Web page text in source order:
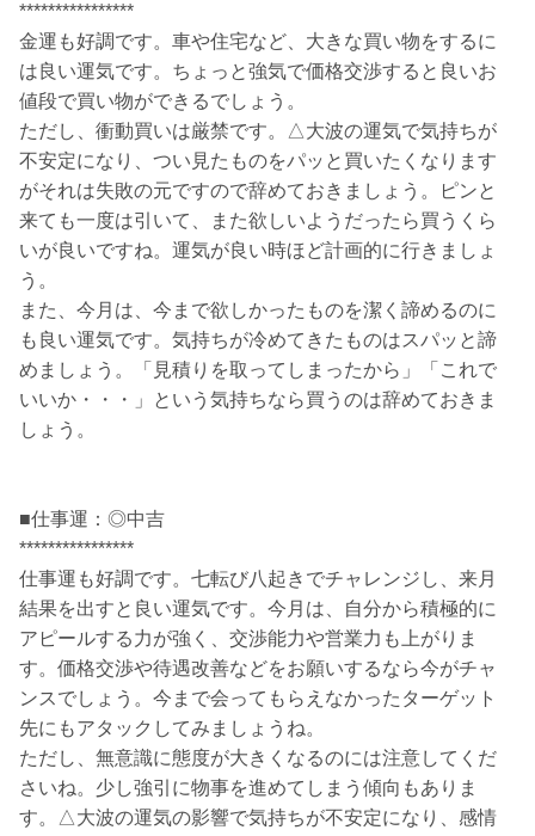
****************
金運も好調です。車や住宅など、大きな買い物をするに
は良い運気です。ちょっと強気で価格交渉すると良いお
値段で買い物ができるでしょう。
ただし、衝動買いは厳禁です。△大波の運気で気持ちが
不安定になり、つい見たものをパッと買いたくなります
がそれは失敗の元ですので辞めておきましょう。ピンと
来ても一度は引いて、また欲しいようだったら買うくら
いが良いですね。運気が良い時ほど計画的に行きましょ
う。
また、今月は、今まで欲しかったものを潔く諦めるのに
も良い運気です。気持ちが冷めてきたものはスパッと諦
めましょう。「見積りを取ってしまったから」「これで
いいか・・・」という気持ちなら買うのは辞めておきま
しょう。
■仕事運：◎中吉
****************
仕事運も好調です。七転び八起きでチャレンジし、来月
結果を出すと良い運気です。今月は、自分から積極的に
アピールする力が強く、交渉能力や営業力も上がりま
す。価格交渉や待遇改善などをお願いするなら今がチャ
ンスでしょう。今まで会ってもらえなかったターゲット
先にもアタックしてみましょうね。
ただし、無意識に態度が大きくなるのには注意してくだ
さいね。少し強引に物事を進めてしまう傾向もありま
す。△大波の運気の影響で気持ちが不安定になり、感情